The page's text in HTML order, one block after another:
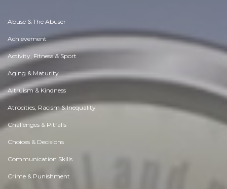
Abuse & The Abuser
Achievement
Activity, Fitness & Sport
Aging & Maturity
Altruism & Kindness
Atrocities, Racism & Inequality
Challenges & Pitfalls
Choices & Decisions
Communication Skills
Crime & Punishment